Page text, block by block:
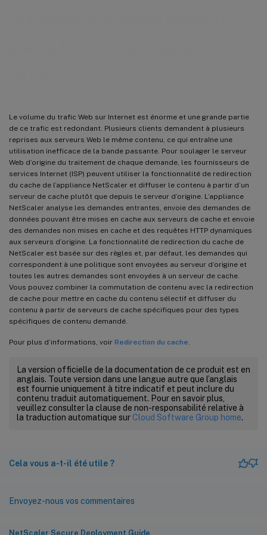
Le volume du trafic Web sur Internet est énorme et une grande partie
de ce trafic est redondant. Plusieurs clients demandent à plusieurs
reprises aux serveurs Web le même contenu, ce qui entraîne une
utilisation inefficace de la bande passante. Pour soulager le serveur
Web d’origine du traitement de chaque demande, les fournisseurs de
services Internet (ISP) peuvent utiliser la fonctionnalité de redirection
du cache de l’appliance NetScaler et diffuser le contenu à partir d’un
serveur de cache plutôt que depuis le serveur d’origine. L’appliance
NetScaler analyse les demandes entrantes, envoie des demandes de
données pouvant être mises en cache aux serveurs de cache et envoie
des demandes non mises en cache et des requêtes HTTP dynamiques
aux serveurs d’origine. La fonctionnalité de redirection du cache de
NetScaler est basée sur des règles et, par défaut, les demandes qui
correspondent à une politique sont envoyées au serveur d’origine et
toutes les autres demandes sont envoyées à un serveur de cache.
Vous pouvez combiner la commutation de contenu avec la redirection
de cache pour mettre en cache du contenu sélectif et diffuser du
contenu à partir de serveurs de cache spécifiques pour des types
spécifiques de contenu demandé.
Pour plus d’informations, voir Redirection du cache
La version officielle de la documentation de ce produit est en
anglais. Toute version dans une langue autre que l’anglais
est fournie uniquement à titre indicatif et peut inclure du
contenu traduit automatiquement. Pour en savoir plus,
veuillez consulter la clause de non-responsabilité relative à
la traduction automatique sur Cloud Software Group home.
Cela vous a-t-il été utile ?
Envoyez-nous vos commentaires
NetScaler Secure Deployment Guide